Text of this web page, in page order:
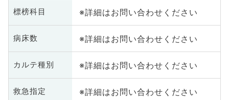
標榜科目 ※詳細はお問い合わせください
病床数 ※詳細はお問い合わせください
カルテ種別 ※詳細はお問い合わせください
救急指定 ※詳細はお問い合わせください